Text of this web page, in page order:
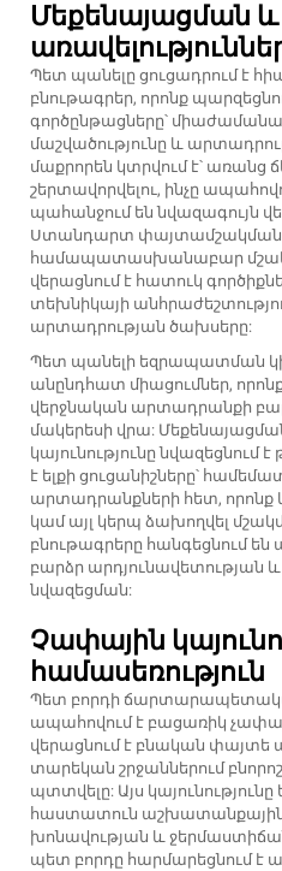
Մեքենայացման
Պետ պանելը ցուցադրում է
բնութագրեր, որոնք
գործընթացները՝
մաշվածությունը և
մաքրորեն կտրվում է՝ առանց
շերտավորվելու, ինչը
պահանջում են նվազագույն
Ստանդարտ փայտամշակման
համապատասխանաբար
վերացնում է հատուկ
տեխնիկայի
արտադրության ծախսերը:
Պետ պանելի եզրապատման
անընդհատ միացումներ,
վերջնական արտադրանքի
մակերեսի վրա:
կայունությունը նվազեցնում
է ելքի ցուցանիշները՝
արտադրանքների հետ, որոնք
կամ այլ կերպ ձախողվել
բնութագրերը հանգեցնում
բարձր
նվազեցման:
Չափային
համասեռություն
Պետ բորդի
ապահովում է բացառիկ
վերացնում է բնական փայտե
տարեկան շրջաններում
պտտվելը: Այս
հաստատուն աշխատանքային
խոնավության և
պետ բորդը հարմարեցնում է